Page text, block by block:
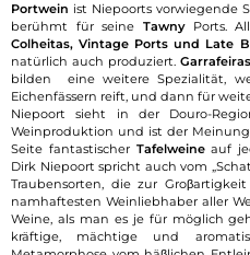
Portwein ist Niepoorts vorwiegende
berühmt für seine TawnyPorts.
Colheitas, Vintage Ports und Late
natürlich auch produziert. Garrafeiras
bilden eine weitere Spezialität,
Eichenfässern reift, und dann für
Niepoort sieht in der Douro-
Weinproduktion und ist der
Seite fantastischer Tafelweineauf
Dirk Niepoort spricht auch vom
Traubensorten, die zur
namhaftesten Weinliebhaber aller
Weine, als man es je für möglich
kräftige, mächtige und